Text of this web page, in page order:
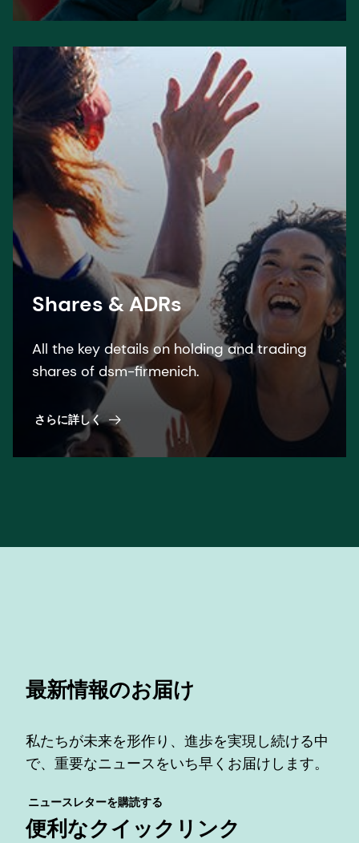
Shares & ADRs
All the key details on holding and trading
shares of dsm-firmenich.
さらに詳しく
最新情報のお届け
私たちが未来を形作り、進歩を実現し続ける中
で、重要なニュースをいち早くお届けします。
ニュースレターを購読する
便利なクイックリンク